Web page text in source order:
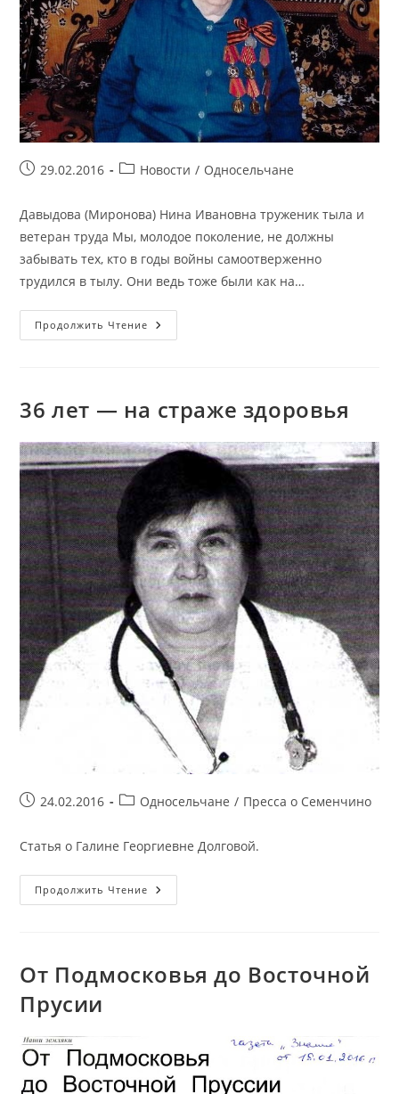
Запись29.02.2016
Рубрика
Новости / Односельчане
Давыдова (Миронова) Нина Ивановна труженик тыла и
ветеран труда Мы, молодое поколение, не должны
забывать тех, кто в годы войны самоотверженно
трудился в тылу. Они ведь тоже были как на…
Продолжить Чтение ДЕТИ
ВОЙНЫ
36 лет — на страже здоровья
Запись24.02.2016
Рубрика
Односельчане / Пресса о Семенчино
Статья о Галине Георгиевне Долговой.
Продолжить Чтение 36
Лет
От Подмосковья до Восточной
Прусии